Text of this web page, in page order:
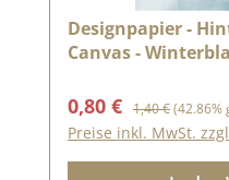
Designpapier -
Canvas -
Verkaufspreis:
0,80 € Regulärer Preis:
1,40 €(42.86%
Preise inkl. MwSt.